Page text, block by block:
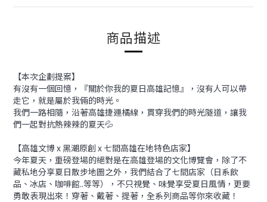
商品描述
【本次企劃提案】
有沒有一個回憶，『關於你我的夏日高雄記憶』，沒有人可以帶
走它，就是屬於我倆的時光。
我們一路相隨，沿著高雄捷運橘線，貫穿我們的時光隧道，讓我
們一起對抗熱辣辣的夏天💦
【高雄文博 x 黑潮原創 x 七間高雄在地特色店家】
今年夏天，重磅登場的絕對是在高雄登場的文化博覽會，除了不
藏私地分享夏日散步地圖之外，我們結合了七間店家（日系飲
品、冰店、咖啡館..等等），不只視覺、味覺享受夏日風情，更要
勇敢表現出來！穿著、戴著、提著，全系列商品等你來收藏！